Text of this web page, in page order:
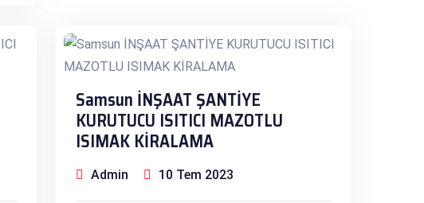
Samsun İNŞAAT ŞANTİYE
KURUTUCU ISITICI MAZOTLU
ISIMAK KİRALAMA
Admin 10 Tem 2023